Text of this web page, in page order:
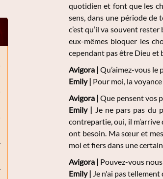
quotidien et font que les
sens, dans une période de
c’est qu’il va souvent
eux-mêmes bloquer les
cependant pas être Dieu et
Avigora | Qu’aimez-vous le
Emily| Pour moi, la
Avigora | Que pensent vos
Emily| Je ne pars pas du
contrepartie, oui, il
ont besoin. Ma sœur et
moi et fiers dans une
Avigora | Pouvez-vous
Emily| Je n'ai pas tellement